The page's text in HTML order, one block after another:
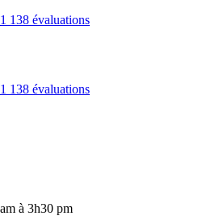
1 138 évaluations
1 138 évaluations
à 3h30 pm